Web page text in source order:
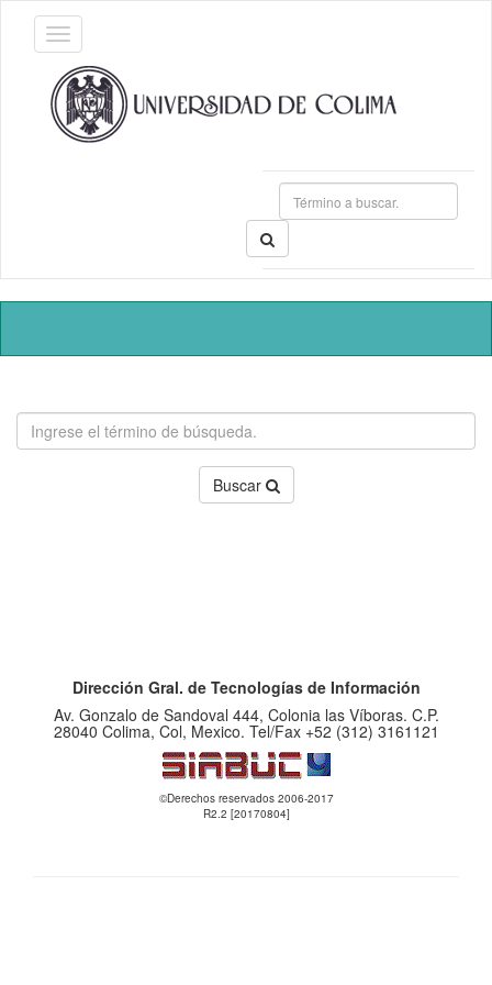
Buscar
Dirección Gral. de Tecnologías de Información
Av. Gonzalo de Sandoval 444, Colonia las Víboras. C.P.
28040 Colima, Col, Mexico. Tel/Fax +52 (312) 3161121
©Derechos reservados 2006-2017
R2.2 [20170804]